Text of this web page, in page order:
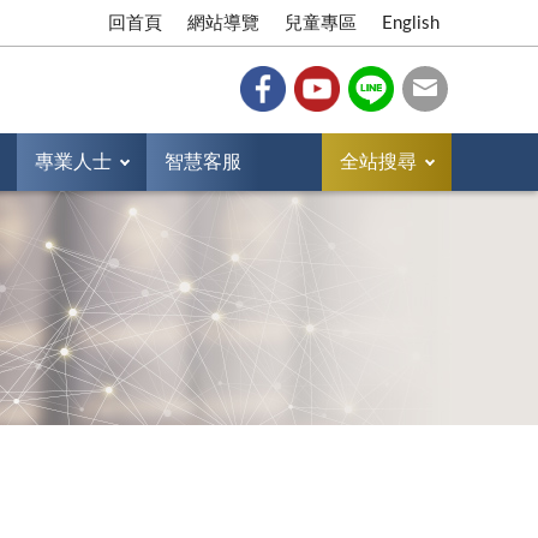
回首頁 網站導覽 兒童專區 English
專業人士 智慧客服 全站搜尋